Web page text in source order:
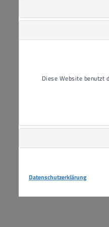
Diese Website benutzt
Datenschutzerklärung